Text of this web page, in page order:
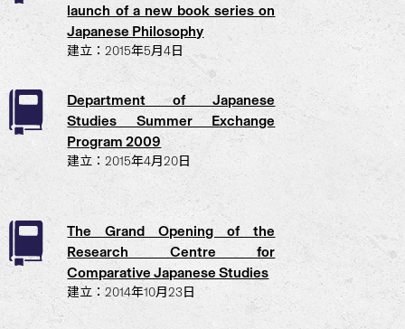
launch of a new book series on
Japanese Philosophy
建立：2015年5月4日
Department of Japanese
Studies Summer Exchange
Program 2009
建立：2015年4月20日
The Grand Opening of the
Research Centre for
Comparative Japanese Studies
建立：2014年10月23日